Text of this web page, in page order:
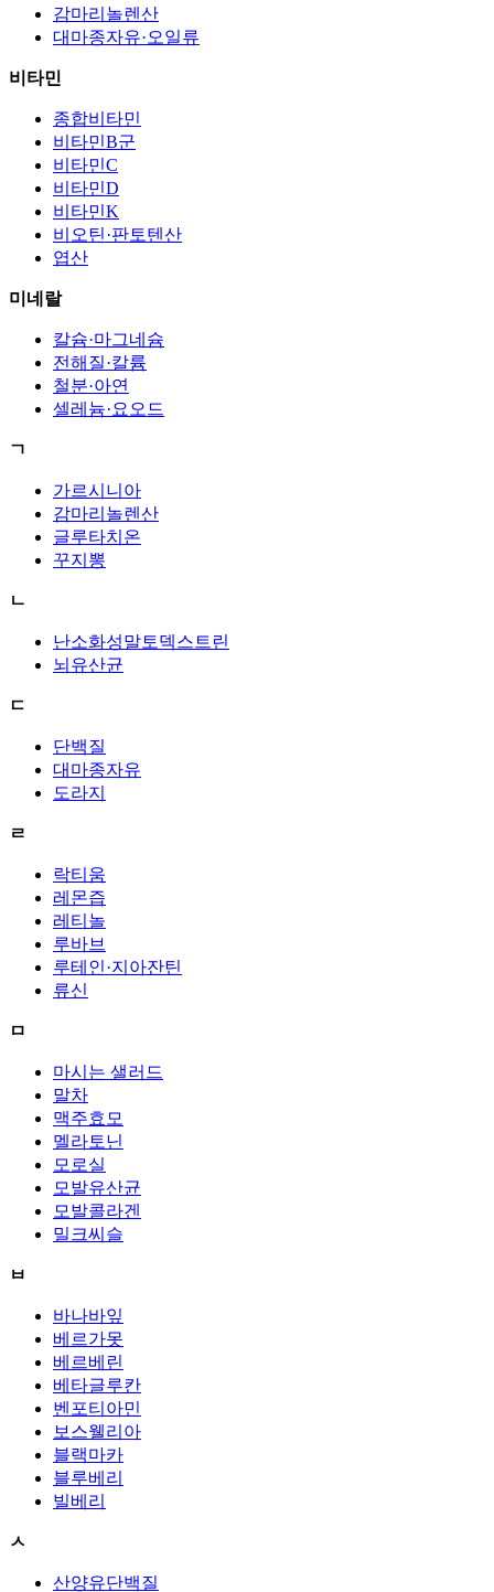
감마리놀렌산
대마종자유·오일류
비타민
종합비타민
비타민B군
비타민C
비타민D
비타민K
비오틴·판토텐산
엽산
미네랄
칼슘·마그네슘
전해질·칼륨
철분·아연
셀레늄·요오드
ㄱ
가르시니아
감마리놀렌산
글루타치온
꾸지뽕
ㄴ
난소화성말토덱스트린
뇌유산균
ㄷ
단백질
대마종자유
도라지
ㄹ
락티움
레몬즙
레티놀
루바브
루테인·지아잔틴
류신
ㅁ
마시는 샐러드
말차
맥주효모
멜라토닌
모로실
모발유산균
모발콜라겐
밀크씨슬
ㅂ
바나바잎
베르가못
베르베린
베타글루칸
벤포티아민
보스웰리아
블랙마카
블루베리
빌베리
ㅅ
산양유단백질